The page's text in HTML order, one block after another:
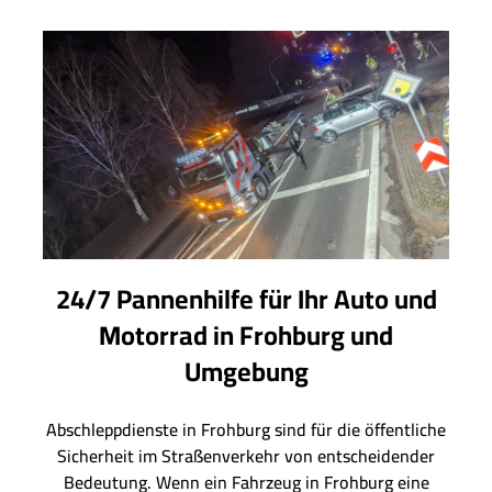
24/7 Pannenhilfe für Ihr Auto und
Motorrad in Frohburg und
Umgebung
Abschleppdienste in Frohburg sind für die öffentliche
Sicherheit im Straßenverkehr von entscheidender
Bedeutung. Wenn ein Fahrzeug in Frohburg eine